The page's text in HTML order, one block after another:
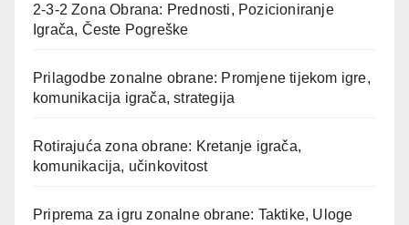
2-3-2 Zona Obrana: Prednosti, Pozicioniranje
Igrača, Česte Pogreške
Prilagodbe zonalne obrane: Promjene tijekom igre,
komunikacija igrača, strategija
Rotirajuća zona obrane: Kretanje igrača,
komunikacija, učinkovitost
Priprema za igru zonalne obrane: Taktike, Uloge